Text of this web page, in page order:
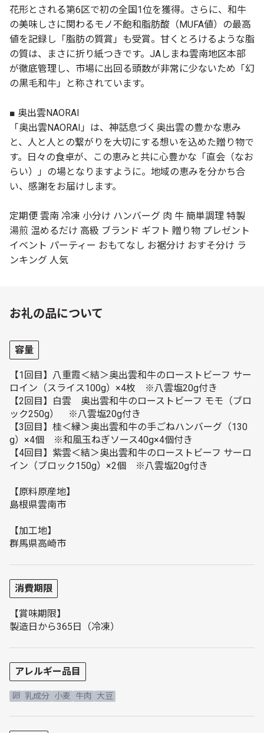
花形とされる第6区で初の全国1位を獲得。さらに、和牛
の美味しさに関わるモノ不飽和脂肪酸（MUFA値）の最高
値を記録し「脂肪の質賞」も受賞。甘くとろけるような脂
の質は、まさに折り紙つきです。JAしまね雲南地区本部
が徹底管理し、市場に出回る頭数が非常に少ないため「幻
の黒毛和牛」と称されています。
■ 奥出雲NAORAI
「奥出雲NAORAI」は、神話息づく奥出雲の豊かな恵み
と、人と人との繋がりを大切にする想いを込めた贈り物で
す。日々の食卓が、この恵みと共に心豊かな「直会（なお
らい）」の場となりますように。地域の恵みを分かち合
い、感謝をお届けします。
定期便 雲南 冷凍 小分け ハンバーグ 肉 牛 簡単調理 特製
湯煎 温めるだけ 高級 ブランド ギフト 贈り物 プレゼント
イベント パーティー おもてなし お裾分け おすそ分け ラ
ンキング 人気
お礼の品について
容量
【1回目】八重霞＜結＞奥出雲和牛のローストビーフ サー
ロイン（スライス100g）×4枚 ※八雲塩20g付き
【2回目】白雲 奥出雲和牛のローストビーフ モモ（ブロ
ック250g） ※八雲塩20g付き
【3回目】桂＜縁＞奥出雲和牛の手ごねハンバーグ（130
g）×4個 ※和風玉ねぎソース40g×4個付き
【4回目】紫雲＜結＞奥出雲和牛のローストビーフ サーロ
イン（ブロック150g）×2個 ※八雲塩20g付き
【原料原産地】
島根県雲南市
【加工地】
群馬県高崎市
消費期限
【賞味期限】
製造日から365日（冷凍）
アレルギー品目
卵 乳成分 小麦 牛肉 大豆